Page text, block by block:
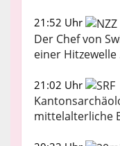
21:52 Uhr
Der Chef von
einer Hitzewelle
21:02 Uhr
mittelalterliche